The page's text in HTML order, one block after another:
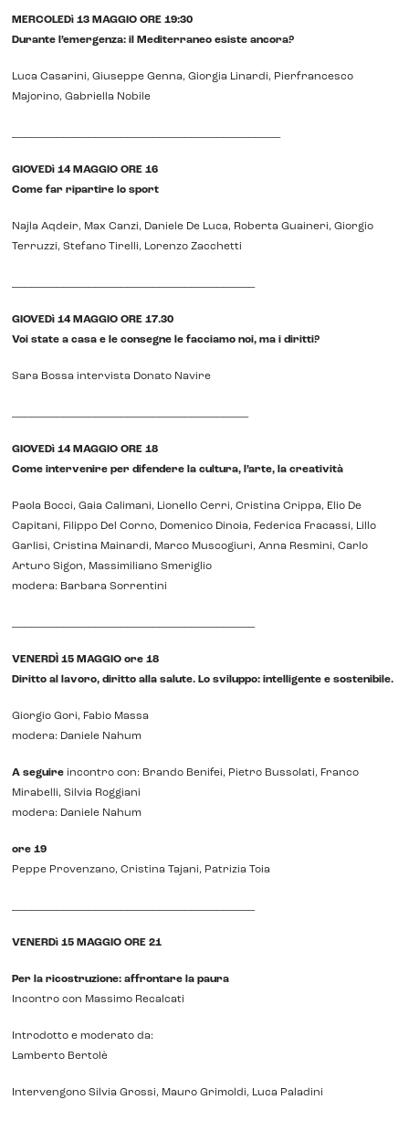
MERCOLEDì 13 MAGGIO ORE 19:30
Durante l’emergenza: il Mediterraneo esiste ancora?
Luca Casarini, Giuseppe Genna, Giorgia Linardi, Pierfrancesco
Majorino, Gabriella Nobile
GIOVEDì 14 MAGGIO ORE 16
Come far ripartire lo sport
Najla Aqdeir, Max Canzi, Daniele De Luca, Roberta Guaineri, Giorgio
Terruzzi, Stefano Tirelli, Lorenzo Zacchetti
GIOVEDì 14 MAGGIO ORE 17.30
Voi state a casa e le consegne le facciamo noi, ma i diritti?
Sara Bossa intervista Donato Navire
GIOVEDì 14 MAGGIO ORE 18
Come intervenire per difendere la cultura, l’arte, la creatività
Paola Bocci, Gaia Calimani, Lionello Cerri, Cristina Crippa, Elio De
Capitani, Filippo Del Corno, Domenico Dinoia, Federica Fracassi, Lillo
Garlisi, Cristina Mainardi, Marco Muscogiuri, Anna Resmini, Carlo
Arturo Sigon, Massimiliano Smeriglio
modera: Barbara Sorrentini
VENERDÌ 15 MAGGIO ore 18
Diritto al lavoro, diritto alla salute. Lo sviluppo: intelligente e sostenibile.
Giorgio Gori, Fabio Massa
modera: Daniele Nahum
A seguire incontro con: Brando Benifei, Pietro Bussolati, Franco
Mirabelli, Silvia Roggiani
modera: Daniele Nahum
ore 19
Peppe Provenzano, Cristina Tajani, Patrizia Toia
VENERDì 15 MAGGIO ORE 21
Per la ricostruzione: affrontare la paura
Incontro con Massimo Recalcati
Introdotto e moderato da:
Lamberto Bertolè
Intervengono Silvia Grossi, Mauro Grimoldi, Luca Paladini